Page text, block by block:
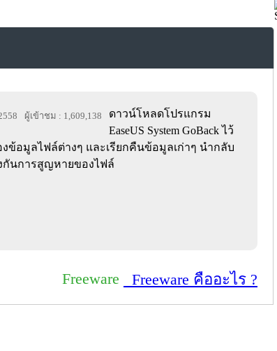
ผู้เข้าชม : 1,609,138
ดาวน์โหลดโปรแกรม
EaseUS System GoBack ไว้
ข้อมูลไฟล์ต่างๆ และเรียกคืนข้อมูลเก่าๆ นำกลับ
กันการสูญหายของไฟล์
Freeware Freeware คืออะไร ?